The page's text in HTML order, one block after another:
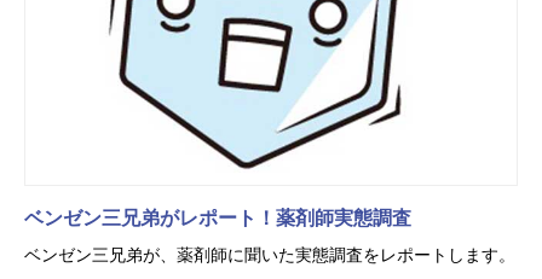
ベンゼン三兄弟がレポート！薬剤師実態調査
ベンゼン三兄弟が、薬剤師に聞いた実態調査をレポートします。